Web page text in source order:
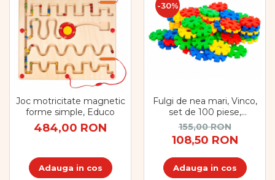
Joc motricitate magnetic
forme simple, Educo
484,00 RON
Adauga in cos
-30%
Fulgi de nea mari, Vinco,
set de 100 piese,
multicolor
155,00 RON
108,50 RON
Adauga in cos